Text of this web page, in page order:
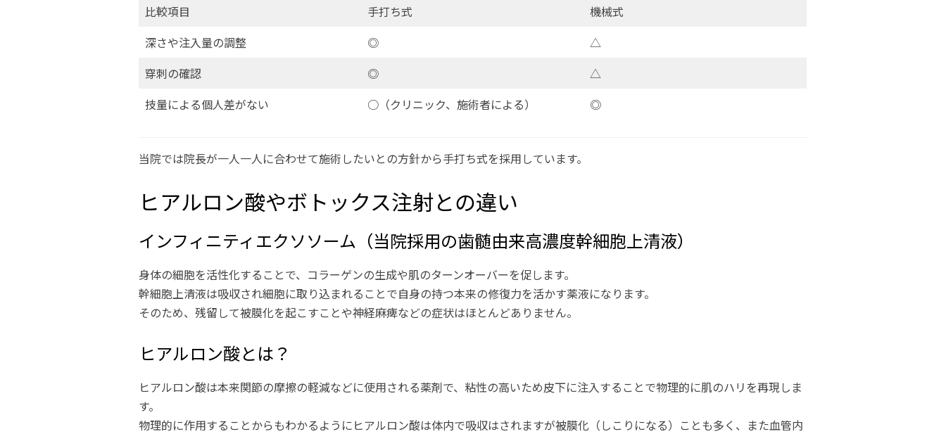
比較項目 手打ち式
機械式
深さや注入量の調整
◎
△
穿刺の確認
◎
△
技量による個人差がない
○（クリニック、施術者による） ◎
当院では院長が一人一人に合わせて施術したいとの方針から手打ち式を採用しています。
ヒアルロン酸やボトックス注射との違い
インフィニティエクソソーム（当院採用の歯髄由来高濃度幹細胞上清液）
身体の細胞を活性化することで、コラーゲンの生成や肌のターンオーバーを促します。
幹細胞上清液は吸収され細胞に取り込まれることで自身の持つ本来の修復力を活かす薬液になります。
そのため、残留して被膜化を起こすことや神経麻痺などの症状はほとんどありません。
ヒアルロン酸とは？
ヒアルロン酸は本来関節の摩擦の軽減などに使用される薬剤で、粘性の高いため皮下に注入することで物理的に肌のハリを再現しま
す。
物理的に作用することからもわかるようにヒアルロン酸は体内で吸収はされますが被膜化（しこりになる）ことも多く、また血管内